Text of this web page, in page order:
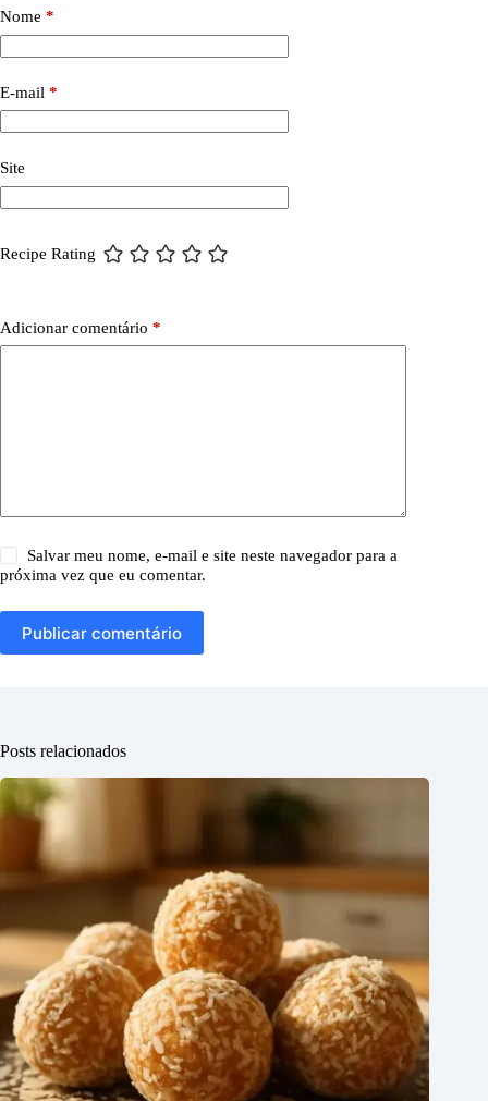
Nome *
E-mail *
Site
Recipe Rating
Adicionar comentário *
Salvar meu nome, e-mail e site neste navegador para a
próxima vez que eu comentar.
Publicar comentário
Posts relacionados